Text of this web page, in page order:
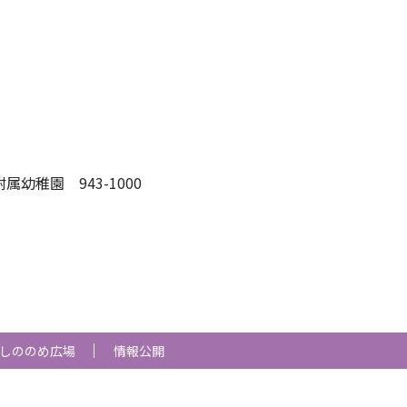
1000
しののめ広場 情報公開